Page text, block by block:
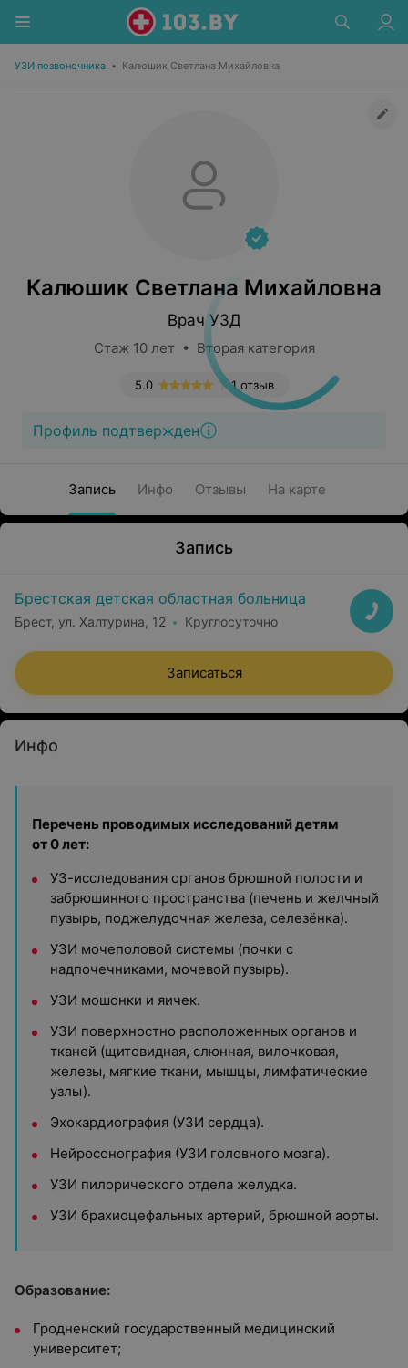
УЗИ позвоночника • Калюшик Светлана Михайловна
Калюшик Светлана Михайловна
Врач УЗД
Стаж 10 лет • Вторая категория
1 отзыв
5.0
Профиль подтвержден
Запись Инфо Отзывы На карте
Запись
Брестская детская областная больница
Брест, ул. Халтурина, 12 Круглосуточно
Записаться
Инфо
Перечень проводимых исследований детям
от 0 лет:
УЗ-исследования органов брюшной полости и
забрюшинного пространства (печень и желчный
пузырь, поджелудочная железа, селезёнка).
УЗИ мочеполовой системы (почки с
надпочечниками, мочевой пузырь).
УЗИ мошонки и яичек.
УЗИ поверхностно расположенных органов и
тканей (щитовидная, слюнная, вилочковая,
железы, мягкие ткани, мышцы, лимфатические
узлы).
Эхокардиография (УЗИ сердца).
Нейросонография (УЗИ головного мозга).
УЗИ пилорического отдела желудка.
УЗИ брахиоцефальных артерий, брюшной аорты.
Образование:
Гродненский государственный медицинский
университет;